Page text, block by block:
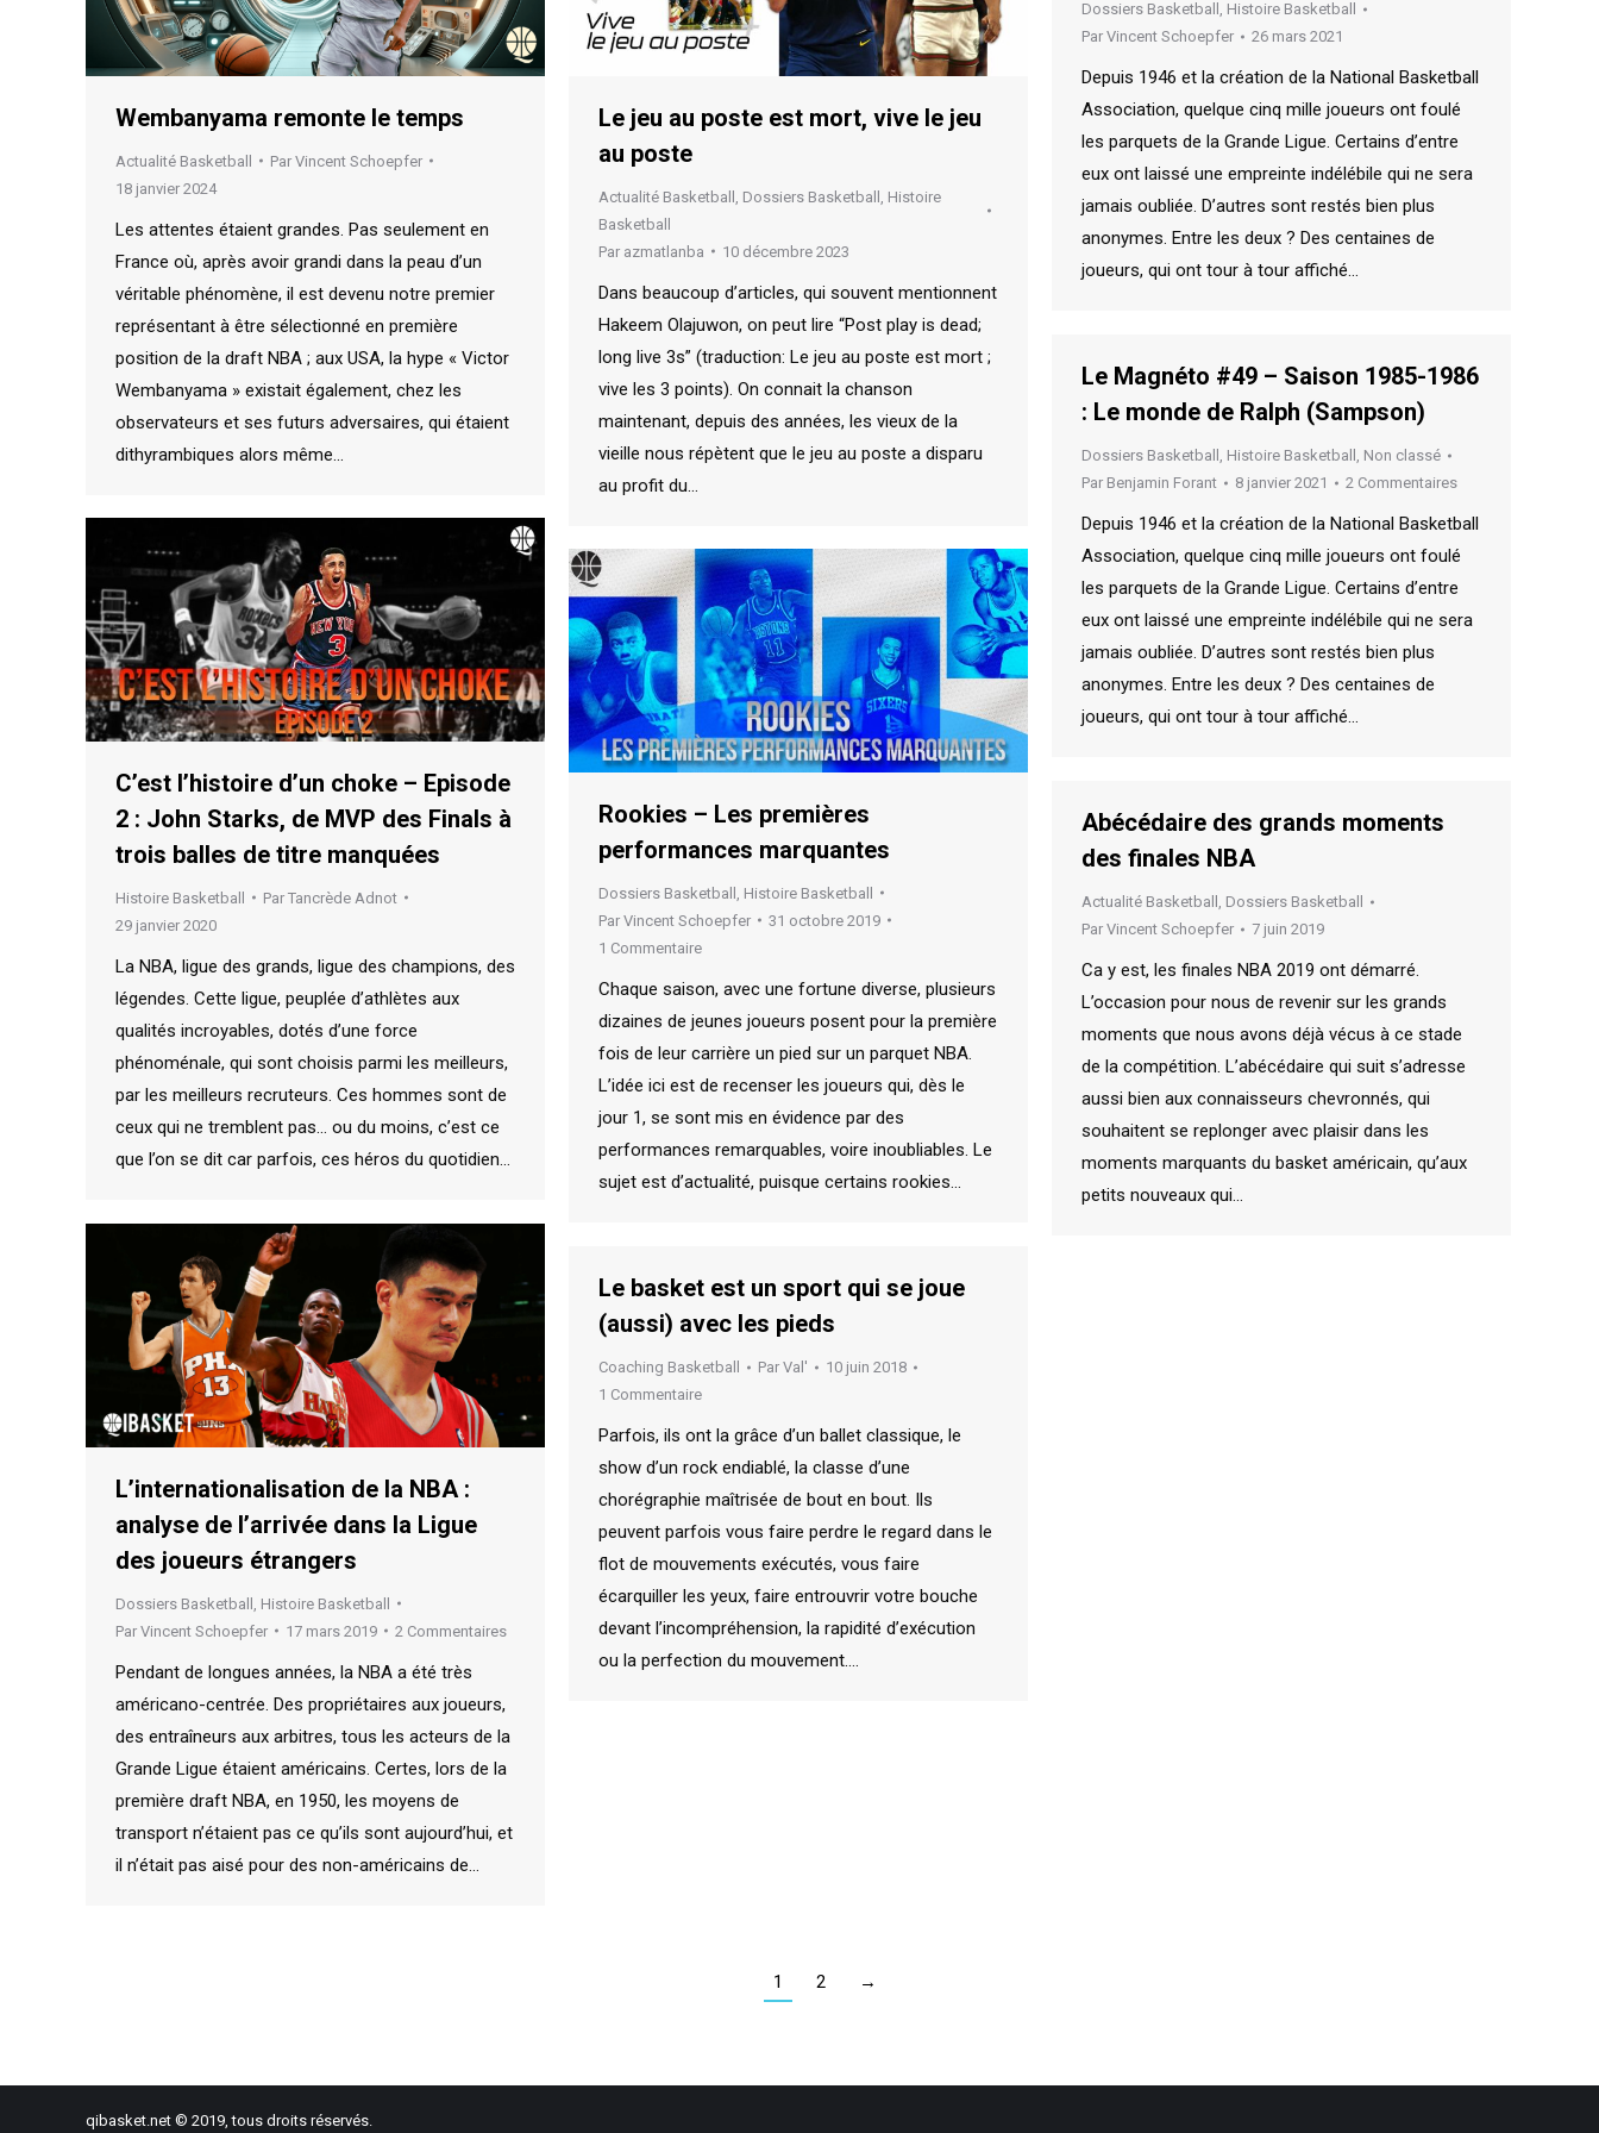
Wembanyama remonte le temps
Actualité Basketball Par Vincent Schoepfer
18 janvier 2024
Les attentes étaient grandes. Pas seulement en
France où, après avoir grandi dans la peau d’un
véritable phénomène, il est devenu notre premier
représentant à être sélectionné en première
position de la draft NBA ; aux USA, la hype « Victor
Wembanyama » existait également, chez les
observateurs et ses futurs adversaires, qui étaient
dithyrambiques alors même…
Le jeu au poste est mort, vive le jeu
au poste
Actualité Basketball Dossiers Basketball Histoire
Basketball
Par azmatlanba 10 décembre 2023
Dans beaucoup d’articles, qui souvent mentionnent
Hakeem Olajuwon, on peut lire “Post play is dead;
long live 3s” (traduction: Le jeu au poste est mort ;
vive les 3 points). On connait la chanson
maintenant, depuis des années, les vieux de la
vieille nous répètent que le jeu au poste a disparu
au profit du…
Dossiers Basketball , Histoire Basketball
Par Vincent Schoepfer 26 mars 2021
Depuis 1946 et la création de la National Basketball
Association, quelque cinq mille joueurs ont foulé
les parquets de la Grande Ligue. Certains d’entre
eux ont laissé une empreinte indélébile qui ne sera
jamais oubliée. D’autres sont restés bien plus
anonymes. Entre les deux ? Des centaines de
joueurs, qui ont tour à tour affiché…
Le Magnéto #49 – Saison 1985-1986
: Le monde de Ralph (Sampson)
Dossiers Basketball , Histoire Basketball , Non classé
Par Benjamin Forant 8 janvier 2021 2 Commentaires
Depuis 1946 et la création de la National Basketball
Association, quelque cinq mille joueurs ont foulé
les parquets de la Grande Ligue. Certains d’entre
eux ont laissé une empreinte indélébile qui ne sera
jamais oubliée. D’autres sont restés bien plus
anonymes. Entre les deux ? Des centaines de
joueurs, qui ont tour à tour affiché…
C’est l’histoire d’un choke – Episode
2 : John Starks, de MVP des Finals à
trois balles de titre manquées
Histoire Basketball Par Tancrède Adnot
29 janvier 2020
La NBA, ligue des grands, ligue des champions, des
légendes. Cette ligue, peuplée d’athlètes aux
qualités incroyables, dotés d’une force
phénoménale, qui sont choisis parmi les meilleurs,
par les meilleurs recruteurs. Ces hommes sont de
ceux qui ne tremblent pas… ou du moins, c’est ce
que l’on se dit car parfois, ces héros du quotidien…
Rookies – Les premières
performances marquantes
Dossiers Basketball Histoire Basketball
Par Vincent Schoepfer
31 octobre 2019
1 Commentaire
Chaque saison, avec une fortune diverse, plusieurs
dizaines de jeunes joueurs posent pour la première
fois de leur carrière un pied sur un parquet NBA.
L’idée ici est de recenser les joueurs qui, dès le
jour 1, se sont mis en évidence par des
performances remarquables, voire inoubliables. Le
sujet est d’actualité, puisque certains rookies…
Abécédaire des grands moments
des finales NBA
Actualité Basketball , Dossiers Basketball
Par Vincent Schoepfer 7 juin 2019
Ca y est, les finales NBA 2019 ont démarré.
L’occasion pour nous de revenir sur les grands
moments que nous avons déjà vécus à ce stade
de la compétition. L’abécédaire qui suit s’adresse
aussi bien aux connaisseurs chevronnés, qui
souhaitent se replonger avec plaisir dans les
moments marquants du basket américain, qu’aux
petits nouveaux qui…
L’internationalisation de la NBA :
analyse de l’arrivée dans la Ligue
des joueurs étrangers
Dossiers Basketball Histoire Basketball
Par Vincent Schoepfer 17 mars 2019 2 Commentaires
Pendant de longues années, la NBA a été très
américano-centrée. Des propriétaires aux joueurs,
des entraîneurs aux arbitres, tous les acteurs de la
Grande Ligue étaient américains. Certes, lors de la
première draft NBA, en 1950, les moyens de
transport n’étaient pas ce qu’ils sont aujourd’hui, et
il n’était pas aisé pour des non-américains de…
Le basket est un sport qui se joue
(aussi) avec les pieds
Coaching Basketball Par Val'
10 juin 2018
1 Commentaire
Parfois, ils ont la grâce d’un ballet classique, le
show d’un rock endiablé, la classe d’une
chorégraphie maîtrisée de bout en bout. Ils
peuvent parfois vous faire perdre le regard dans le
flot de mouvements exécutés, vous faire
écarquiller les yeux, faire entrouvrir votre bouche
devant l’incompréhension, la rapidité d’exécution
ou la perfection du mouvement.…
1 2 →
qibasket.net © 2019, tous droits réservés.